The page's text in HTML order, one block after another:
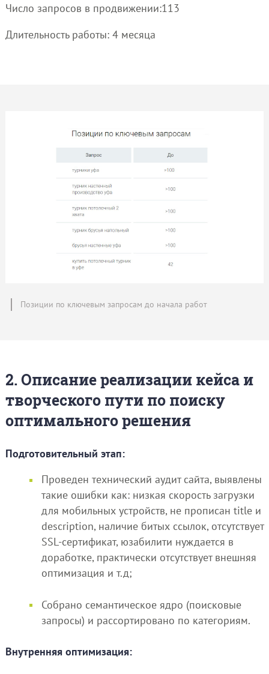
Число запросов в продвижении:113
Длительность работы: 4 месяца
Позиции по ключевым запросам до начала работ
2. Описание реализации кейса и
творческого пути по поиску
оптимального решения
Подготовительный этап:
Проведен технический аудит сайта, выявлены
такие ошибки как: низкая скорость загрузки
для мобильных устройств, не прописан title и
description, наличие битых ссылок, отсутствует
SSL-сертификат, юзабилити нуждается в
доработке, практически отсутствует внешняя
оптимизация и т.д;
Собрано семантическое ядро (поисковые
запросы) и рассортировано по категориям.
Внутренняя оптимизация: